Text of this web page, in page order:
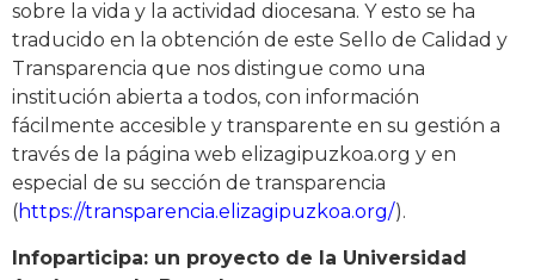
sobre la vida y la actividad diocesana. Y esto se ha
traducido en la obtención de este Sello de Calidad y
Transparencia que nos distingue como una
institución abierta a todos, con información
fácilmente accesible y transparente en su gestión a
través de la página web elizagipuzkoa.org y en
especial de su sección de transparencia
(https://transparencia.elizagipuzkoa.org/).
Infoparticipa: un proyecto de la Universidad